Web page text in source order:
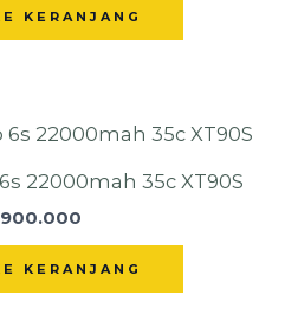
KERANJANG
22000mah 35c XT90S
KERANJANG